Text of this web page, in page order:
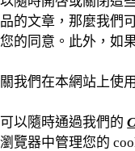
的文章，那麼我們
的同意。此外，如
我們在本網站上使
以隨時通過我們的
覽器中管理您的